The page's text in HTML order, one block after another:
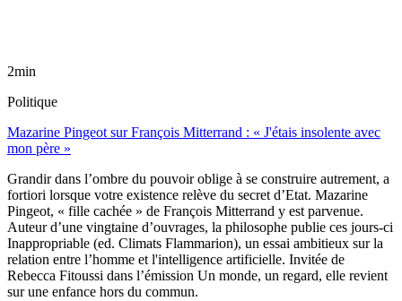
2min
Politique
Mazarine Pingeot sur François Mitterrand : « J'étais insolente avec
mon père »
Grandir dans l’ombre du pouvoir oblige à se construire autrement, a
fortiori lorsque votre existence relève du secret d’Etat. Mazarine
Pingeot, « fille cachée » de François Mitterrand y est parvenue.
Auteur d’une vingtaine d’ouvrages, la philosophe publie ces jours-ci
Inappropriable (ed. Climats Flammarion), un essai ambitieux sur la
relation entre l’homme et l'intelligence artificielle. Invitée de
Rebecca Fitoussi dans l’émission Un monde, un regard, elle revient
sur une enfance hors du commun.